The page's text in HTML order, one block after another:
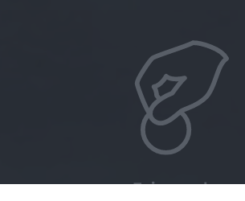
Faire un don